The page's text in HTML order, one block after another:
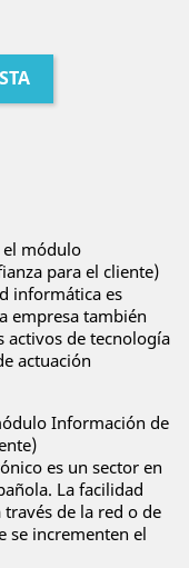
el módulo
para el cliente)
informática es
empresa también
activos de tecnología
actuación
Información de
es un sector en
La facilidad
de la red o de
se incrementen el